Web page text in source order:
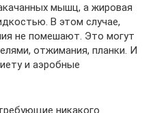
мышц, а жировая
В этом случае,
не помешают. Это могут
отжимания, планки. И
и аэробные
никакого